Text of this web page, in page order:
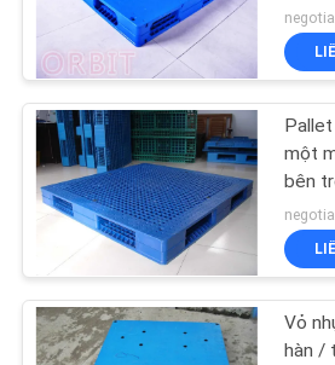
Bàn làm việc
nghiệp
nhiều
một
bên
150
Vỏ
hàn /